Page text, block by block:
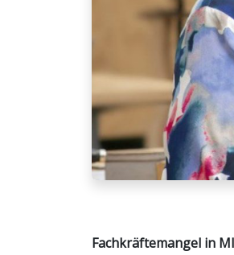
Fachkräftemangel in